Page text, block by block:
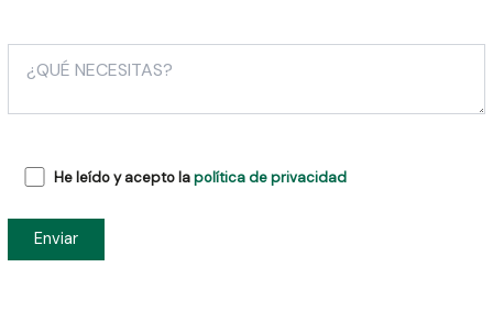
He leído y acepto lapolítica de privacidad